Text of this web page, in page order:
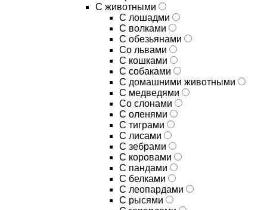
С животными
С лошадми
С волками
С обезьянами
Со львами
С кошками
С собаками
С домашними животными
С медведями
Со слонами
С оленями
С тиграми
С лисами
С зебрами
С коровами
С пандами
С белками
С леопардами
С рысями